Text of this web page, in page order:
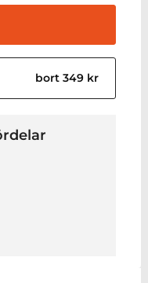
bort 349 kr